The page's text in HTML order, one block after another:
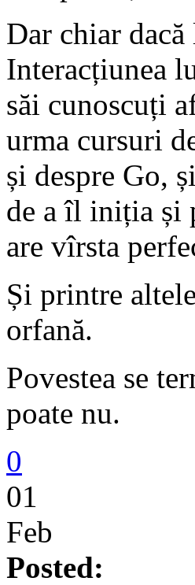
Dar chiar
Interacțiunea
săi cunoscuți
urma cursuri
și despre Go,
de a îl iniția și
are vîrsta
Și printre
orfană.
Povestea se
poate nu.
0
01
Feb
Posted: